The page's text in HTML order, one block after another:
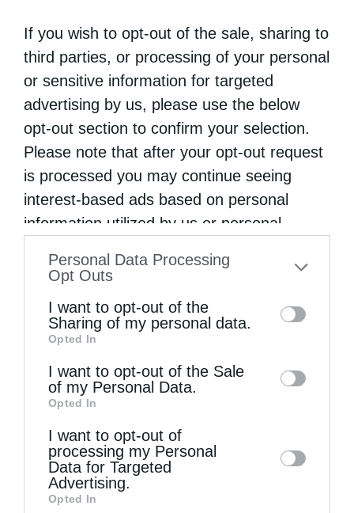
If you wish to opt-out of the sale, sharing to
third parties, or processing of your personal
or sensitive information for targeted
advertising by us, please use the below
opt-out section to confirm your selection.
Please note that after your opt-out request
is processed you may continue seeing
interest-based ads based on personal
information utilized by us or personal
to your opt-out. You may separately opt-out
information by third parties on the IAB’s list
of downstream participants. This
information may also be disclosed by us to
third parties on theIAB’s List of
Downstream Participants
disclose it to other third parties.
Personal Data Processing
Opt Outs
I want to opt-out of the
Sharing of my personal data.
Opted In
I want to opt-out of the Sale
of my Personal Data.
Opted In
I want to opt-out of
processing my Personal
Data for Targeted
Advertising.
Opted In
Τελευταία άρθρα